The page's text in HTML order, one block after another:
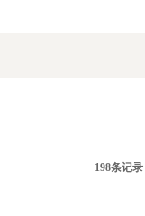
198条记